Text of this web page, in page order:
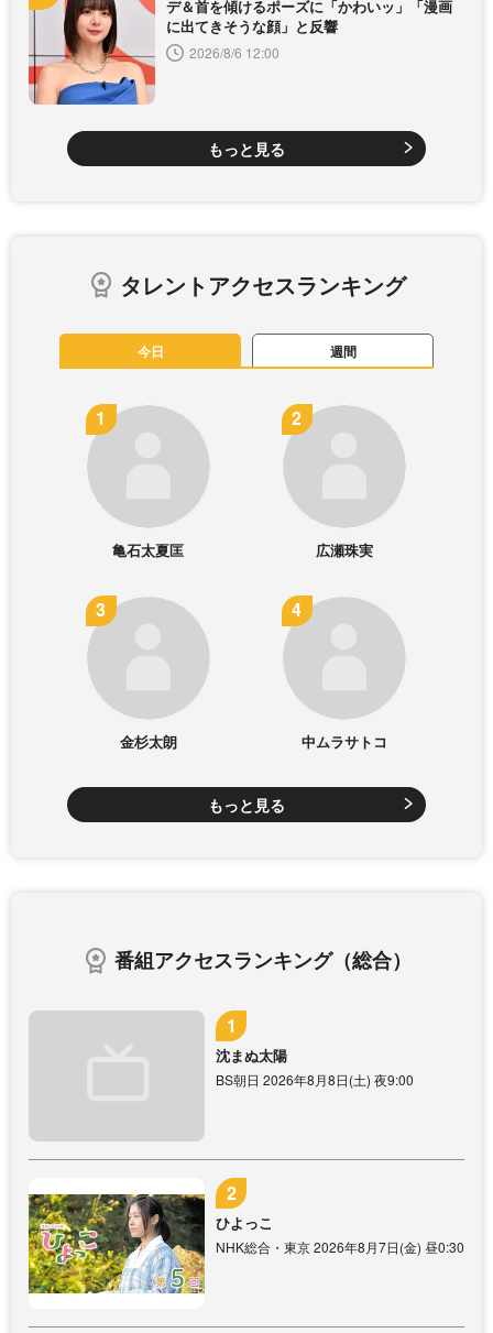
デ＆首を傾けるポーズに「かわいッ」「漫画
に出てきそうな顔」と反響
2026/8/6 12:00
もっと見る
タレントアクセスランキング
今日 週間
亀石太夏匡 広瀬珠実
金杉太朗 中ムラサトコ
もっと見る
番組アクセスランキング（総合）
沈まぬ太陽
BS朝日 2026年8月8日(土) 夜9:00
ひよっこ
NHK総合・東京 2026年8月7日(金) 昼0:30